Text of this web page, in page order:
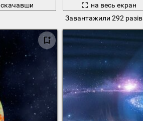
скачавши
на весь екран
Завантажили 292 разів